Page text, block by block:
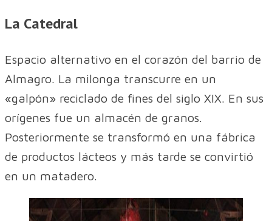
La Catedral
Espacio alternativo en el corazón del barrio de
Almagro. La milonga transcurre en un
«galpón» reciclado de fines del siglo XIX. En sus
orígenes fue un almacén de granos.
Posteriormente se transformó en una fábrica
de productos lácteos y más tarde se convirtió
en un matadero.